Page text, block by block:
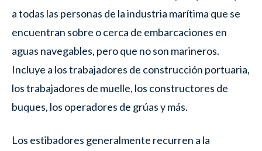
a todas las personas de la industria marítima que se
encuentran sobre o cerca de embarcaciones en
aguas navegables, pero que no son marineros.
Incluye a los trabajadores de construcción portuaria,
los trabajadores de muelle, los constructores de
buques, los operadores de grúas y más.
Los estibadores generalmente recurren a la